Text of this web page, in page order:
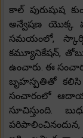
కాల్ పురుషుష
అన్వేషణ యొక్క
సమయంలో,
కమ్యూనికేషన్,
ఉంచారు. ఈ
బృహస్పతితో కలిసి
సంచారంలో
సూచిస్తుంది.
పరిపాలించినందున,